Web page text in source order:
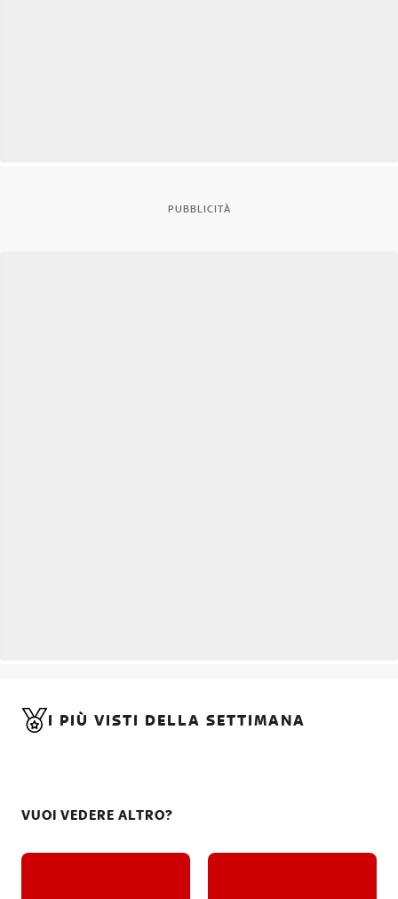
PUBBLICITÀ
I PIÙ VISTI DELLA SETTIMANA
VUOI VEDERE ALTRO?